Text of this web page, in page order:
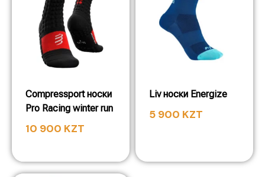
Compressport носки
Pro Racing winter run
10 900 KZT
Liv носки Energize
5 900 KZT